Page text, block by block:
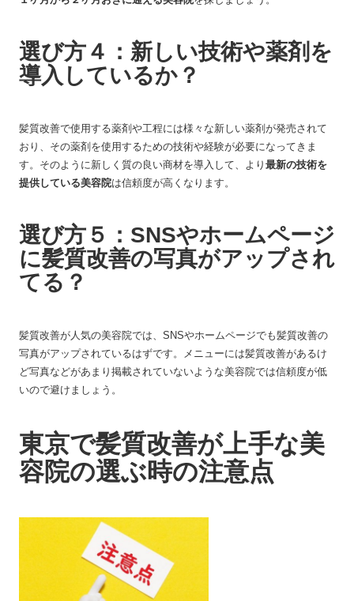
選び方４：新しい技術や薬剤を
導入しているか？
髪質改善で使用する薬剤や工程には様々な新しい薬剤が発売されて
おり、その薬剤を使用するための技術や経験が必要になってきま
す。そのように新しく質の良い商材を導入して、より 最新の技術を
提供している美容院は信頼度が高くなります。
選び方５：SNSやホームページ
に髪質改善の写真がアップされ
てる？
髪質改善が人気の美容院では、SNSやホームページでも髪質改善の
写真がアップされているはずです。メニューには髪質改善があるけ
ど写真などがあまり掲載されていないような美容院では信頼度が低
いので避けましょう。
東京で髪質改善が上手な美
容院の選ぶ時の注意点